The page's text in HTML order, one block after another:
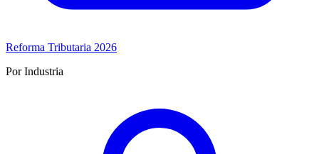
Reforma Tributaria 2026
Por Industria